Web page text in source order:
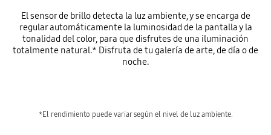
El sensor de brillo detecta la luz ambiente, y se encarga de
regular automáticamente la luminosidad de la pantalla y la
tonalidad del color, para que disfrutes de una iluminación
totalmente natural.* Disfruta de tu galería de arte, de día o de
noche.
*El rendimiento puede variar según el nivel de luz ambiente.